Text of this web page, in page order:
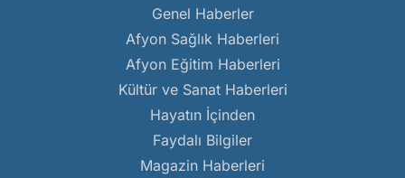
Genel Haberler
Afyon Sağlık Haberleri
Afyon Eğitim Haberleri
Kültür ve Sanat Haberleri
Hayatın İçinden
Faydalı Bilgiler
Magazin Haberleri